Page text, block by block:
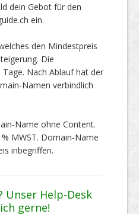
dein Gebot für den
ein.
den Mindestpreis
Die
Nach Ablauf hat der
Namen verbindlich
Name ohne Content.
MWST. Domain-Name
inbegriffen.
Unser Help-Desk
gerne!